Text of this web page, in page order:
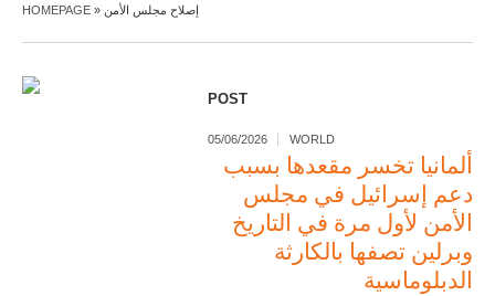
HOMEPAGE » إصلاح مجلس الأمن
POST
05/06/2026 WORLD
ألمانيا تخسر مقعدها بسبب
دعم إسرائيل في مجلس
الأمن لأول مرة في التاريخ
وبرلين تصفها بالكارثة
الدبلوماسية